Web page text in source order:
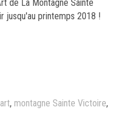
de La Montagne Sainte
jusqu'au printemps 2018 !
, montagne Sainte Victoire,